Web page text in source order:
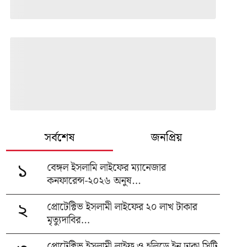
সর্বশেষ জনপ্রিয়
১
বেঙ্গল ইসলামি লাইফের ম্যানেজার
কনফারেন্স-২০২৬ অনুষ...
২
প্রোটেক্টিভ ইসলামী লাইফের ২০ লাখ টাকার
মৃত্যুদাবির...